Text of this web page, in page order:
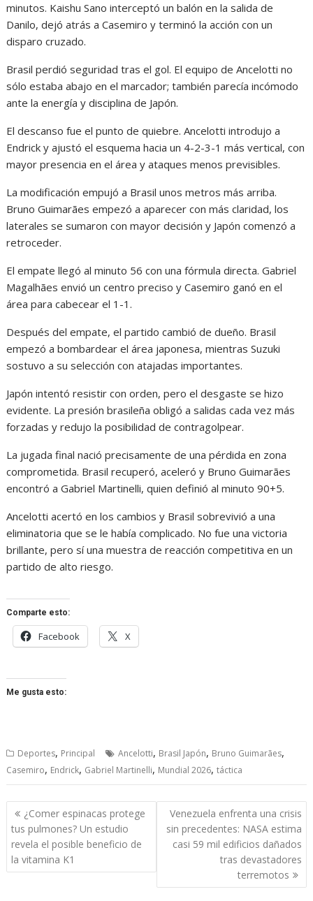
minutos. Kaishu Sano interceptó un balón en la salida de
Danilo, dejó atrás a Casemiro y terminó la acción con un
disparo cruzado.
Brasil perdió seguridad tras el gol. El equipo de Ancelotti no
sólo estaba abajo en el marcador; también parecía incómodo
ante la energía y disciplina de Japón.
El descanso fue el punto de quiebre. Ancelotti introdujo a
Endrick y ajustó el esquema hacia un 4-2-3-1 más vertical, con
mayor presencia en el área y ataques menos previsibles.
La modificación empujó a Brasil unos metros más arriba.
Bruno Guimarães empezó a aparecer con más claridad, los
laterales se sumaron con mayor decisión y Japón comenzó a
retroceder.
El empate llegó al minuto 56 con una fórmula directa. Gabriel
Magalhães envió un centro preciso y Casemiro ganó en el
área para cabecear el 1-1.
Después del empate, el partido cambió de dueño. Brasil
empezó a bombardear el área japonesa, mientras Suzuki
sostuvo a su selección con atajadas importantes.
Japón intentó resistir con orden, pero el desgaste se hizo
evidente. La presión brasileña obligó a salidas cada vez más
forzadas y redujo la posibilidad de contragolpear.
La jugada final nació precisamente de una pérdida en zona
comprometida. Brasil recuperó, aceleró y Bruno Guimarães
encontró a Gabriel Martinelli, quien definió al minuto 90+5.
Ancelotti acertó en los cambios y Brasil sobrevivió a una
eliminatoria que se le había complicado. No fue una victoria
brillante, pero sí una muestra de reacción competitiva en un
partido de alto riesgo.
Comparte esto:
Facebook X
Me gusta esto:
Deportes, Principal Ancelotti, Brasil Japón, Bruno Guimarães,
Casemiro, Endrick, Gabriel Martinelli, Mundial 2026,táctica
Navegación
de
entradas
¿Comer espinacas protege
tus pulmones? Un estudio
revela el posible beneficio de
la vitamina K1
Venezuela enfrenta una crisis
sin precedentes: NASA estima
casi 59 mil edificios dañados
tras devastadores
terremotos